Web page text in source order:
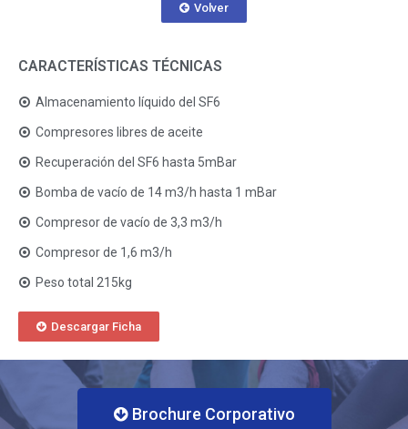
Volver
CARACTERÍSTICAS TÉCNICAS
Almacenamiento líquido del SF6
Compresores libres de aceite
Recuperación del SF6 hasta 5mBar
Bomba de vacío de 14 m3/h hasta 1 mBar
Compresor de vacío de 3,3 m3/h
Compresor de 1,6 m3/h
Peso total 215kg
Descargar Ficha
Brochure Corporativo